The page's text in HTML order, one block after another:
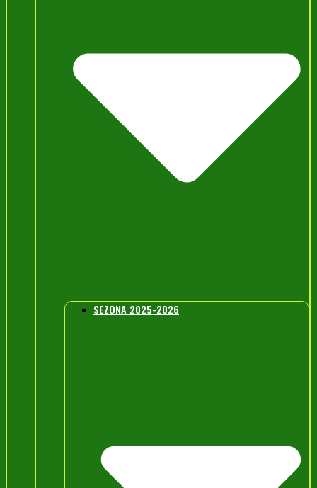
SEZONA 2025-2026